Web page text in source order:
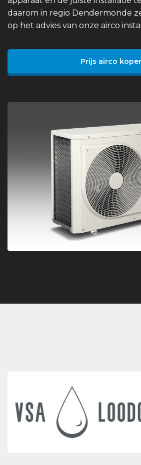
daarom in regio Dendermonde
op het advies van onze airco
Prijs airco